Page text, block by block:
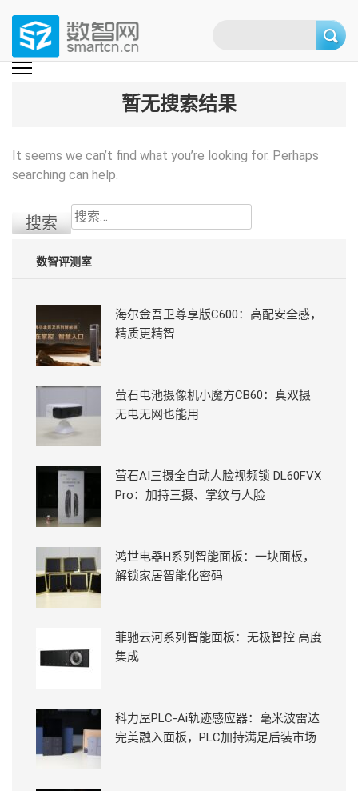
content
(Press
数智网
智能家居第一资讯门户 | 智能家居系统，智能家居产品，智能家居解决方
暂无搜索结果
It seems we can’t find what you’re looking for. Perhaps
searching can help.
搜
索：
数智评测室
海尔金吾卫尊享版C600：高配安全感，
精质更精智
萤石电池摄像机小魔方CB60：真双摄
无电无网也能用
萤石AI三摄全自动人脸视频锁 DL60FVX
Pro：加持三摄、掌纹与人脸
鸿世电器H系列智能面板：一块面板，
解锁家居智能化密码
菲驰云河系列智能面板：无极智控 高度
集成
科力屋PLC-Ai轨迹感应器：毫米波雷达
完美融入面板，PLC加持满足后装市场